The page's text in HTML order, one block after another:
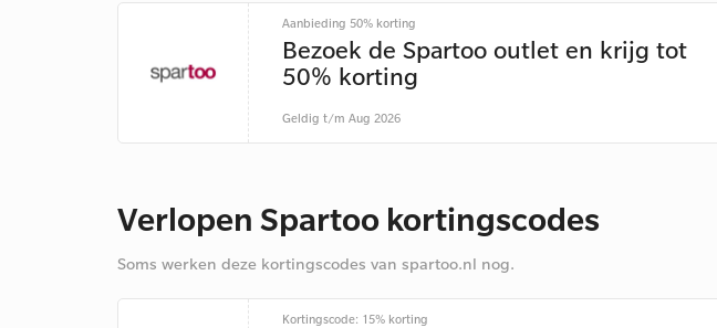
Aanbieding 50% korting
Bezoek de Spartoo outlet en krijg tot
50% korting
Geldig t/m Aug 2026
Verlopen Spartoo kortingscodes
Soms werken deze kortingscodes van spartoo.nl nog.
Kortingscode: 15% korting